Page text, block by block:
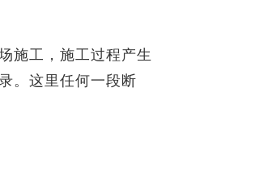
施工，施工过程产生
。这里任何一段断